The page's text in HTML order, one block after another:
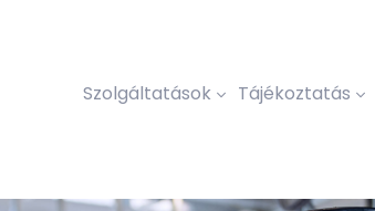
Szolgáltatások Tájékoztatás